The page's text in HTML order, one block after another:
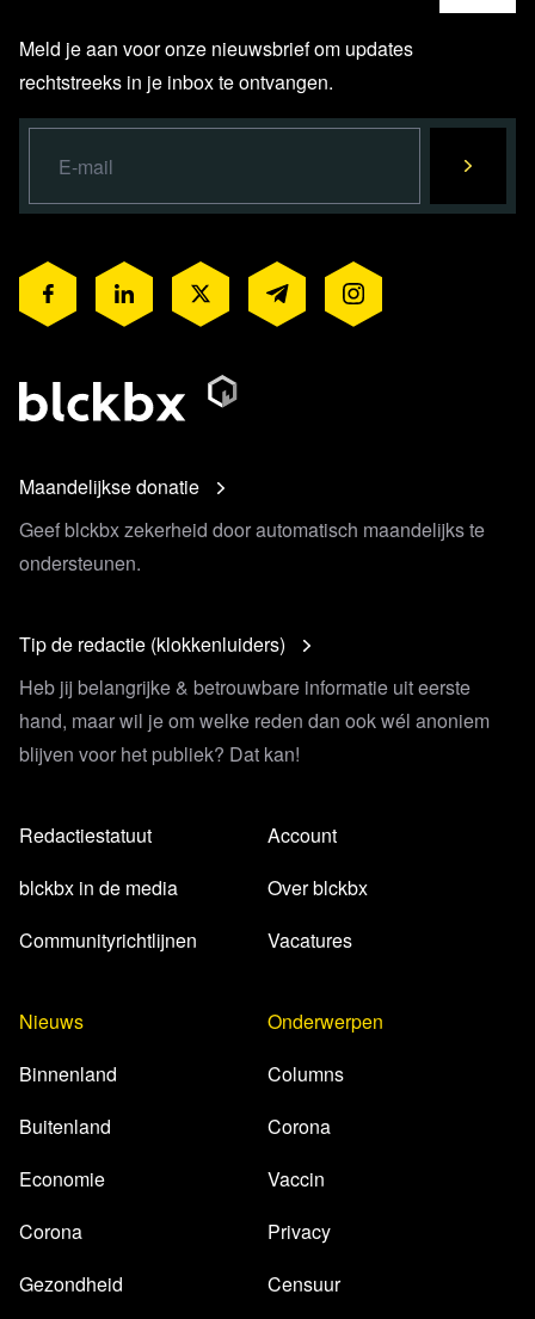
Meld je aan voor onze nieuwsbrief om updates
rechtstreeks in je inbox te ontvangen.
Maandelijkse donatie
Geef blckbx zekerheid door automatisch maandelijks te
ondersteunen.
Tip de redactie (klokkenluiders)
Heb jij belangrijke & betrouwbare informatie uit eerste
hand, maar wil je om welke reden dan ook wél anoniem
blijven voor het publiek? Dat kan!
Redactiestatuut
blckbx in de media
Communityrichtlijnen
Account
Over blckbx
Vacatures
Nieuws
Binnenland
Buitenland
Economie
Corona
Gezondheid
Onderwerpen
Columns
Corona
Vaccin
Privacy
Censuur